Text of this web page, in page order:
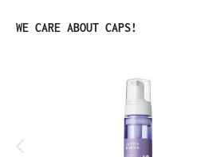
Produktgalerie überspringen
WE CARE ABOUT CAPS!